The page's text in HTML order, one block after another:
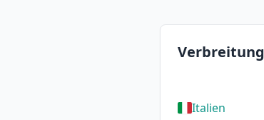
Verbreitung
Italien